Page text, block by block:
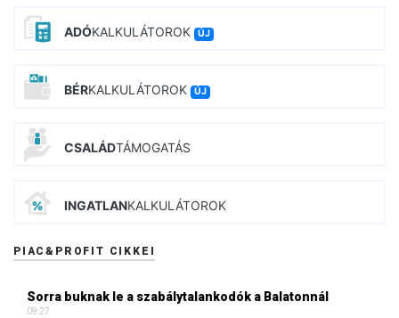
ADÓKALKULÁTOROK ÚJ
BÉRKALKULÁTOROK ÚJ
CSALÁDTÁMOGATÁS
INGATLANKALKULÁTOROK
PIAC&PROFIT CIKKEI
Sorra buknak le a szabálytalankodók a Balatonnál
09:27